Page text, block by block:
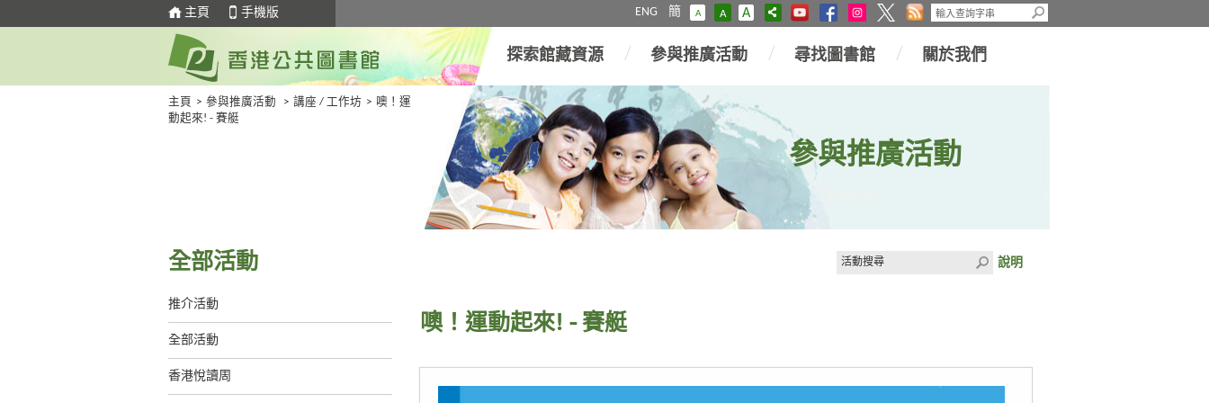
主頁 手機版 ENG 簡 A A A
探索館藏資源 參與推廣活動 尋找圖書館 關於我們
主頁 > 參與推廣活動 > 講座 / 工作坊 > 噢！運
動起來! - 賽艇
參與推廣活動
全部活動
推介活動
全部活動
香港悅讀周
說明
噢！運動起來! - 賽艇